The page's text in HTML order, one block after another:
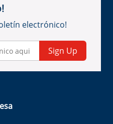
electrónico!
Sign Up